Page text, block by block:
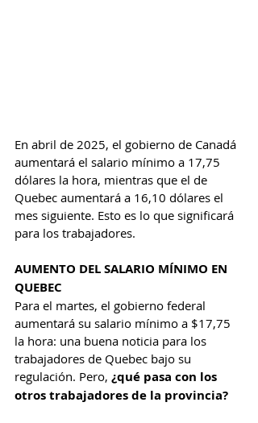
En abril de 2025, el gobierno de Canadá
aumentará el salario mínimo a 17,75
dólares la hora, mientras que el de
Quebec aumentará a 16,10 dólares el
mes siguiente. Esto es lo que significará
para los trabajadores.
AUMENTO DEL SALARIO MÍNIMO EN
QUEBEC
Para el martes, el gobierno federal
aumentará su salario mínimo a $17,75
la hora: una buena noticia para los
trabajadores de Quebec bajo su
regulación. Pero, ¿qué pasa con los
otros trabajadores de la provincia?